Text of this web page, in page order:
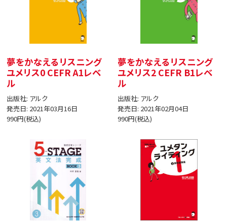
夢をかなえるリスニング
ユメリス0 CEFR A1レベ
ル
出版社: アルク
発売日: 2021年03月16日
990円(税込)
夢をかなえるリスニング
ユメリス2 CEFR B1レベ
ル
出版社: アルク
発売日: 2021年02月04日
990円(税込)